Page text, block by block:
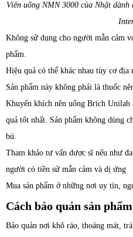
Viên uống NMN 3000 của Nhật
Không sử dụng cho người mẫn cảm
phẩm.
Hiệu quả có thể khác nhau tùy cơ địa
Sản phẩm này không phải là thuốc
Khuyến khích nên uống Brich Unilab
quả tốt nhất. Sản phẩm không dùng
bú.
Tham khảo tư vấn dược sĩ nếu như
người có tiền sử mẫn cảm và dị ứng
Mua sản phẩm ở những nơi uy tín,
Cách bảo quản sản phẩm
Bảo quản nơi khô ráo, thoáng mát,